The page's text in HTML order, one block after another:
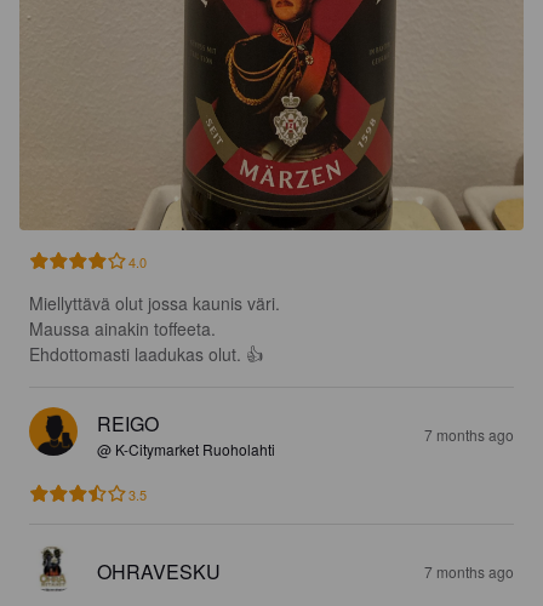
4.0
Miellyttävä olut jossa kaunis väri.
Maussa ainakin toffeeta.
Ehdottomasti laadukas olut. 👍
REIGO
@ K-Citymarket Ruoholahti
7 months ago
3.5
OHRAVESKU 7 months ago